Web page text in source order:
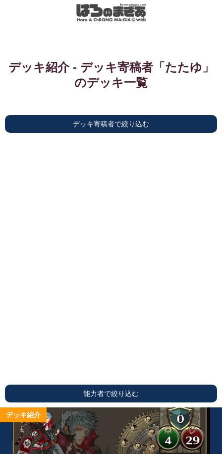
デッキ紹介 - デッキ寄稿者「たたゆ」
のデッキ一覧
デッキ寄稿者で絞り込む
能力者で絞り込む
デッキ紹介